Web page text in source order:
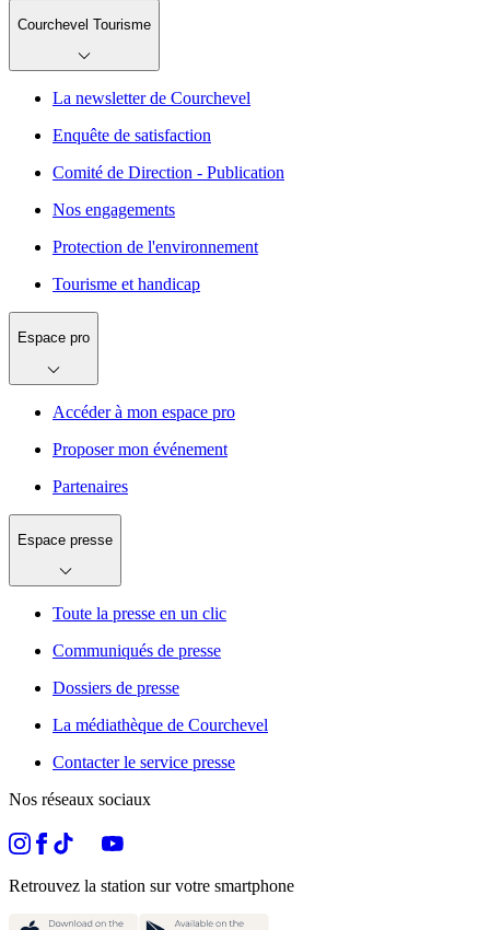
Courchevel Tourisme
La newsletter de Courchevel
Enquête de satisfaction
Comité de Direction - Publication
Nos engagements
Protection de l'environnement
Tourisme et handicap
Espace pro
Accéder à mon espace pro
Proposer mon événement
Partenaires
Espace presse
Toute la presse en un clic
Communiqués de presse
Dossiers de presse
La médiathèque de Courchevel
Contacter le service presse
Nos réseaux sociaux
Retrouvez la station sur votre smartphone